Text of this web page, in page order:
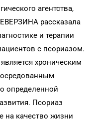
агентства,
рассказала
и терапии
с псориазом.
хроническим
определенной
Псориаз
на качество жизни